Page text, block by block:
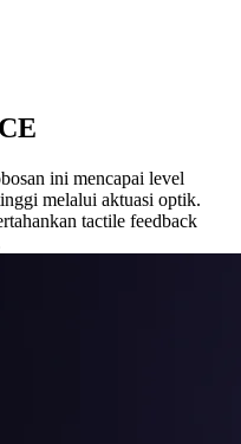
ini mencapai level
melalui aktuasi optik.
tactile feedback